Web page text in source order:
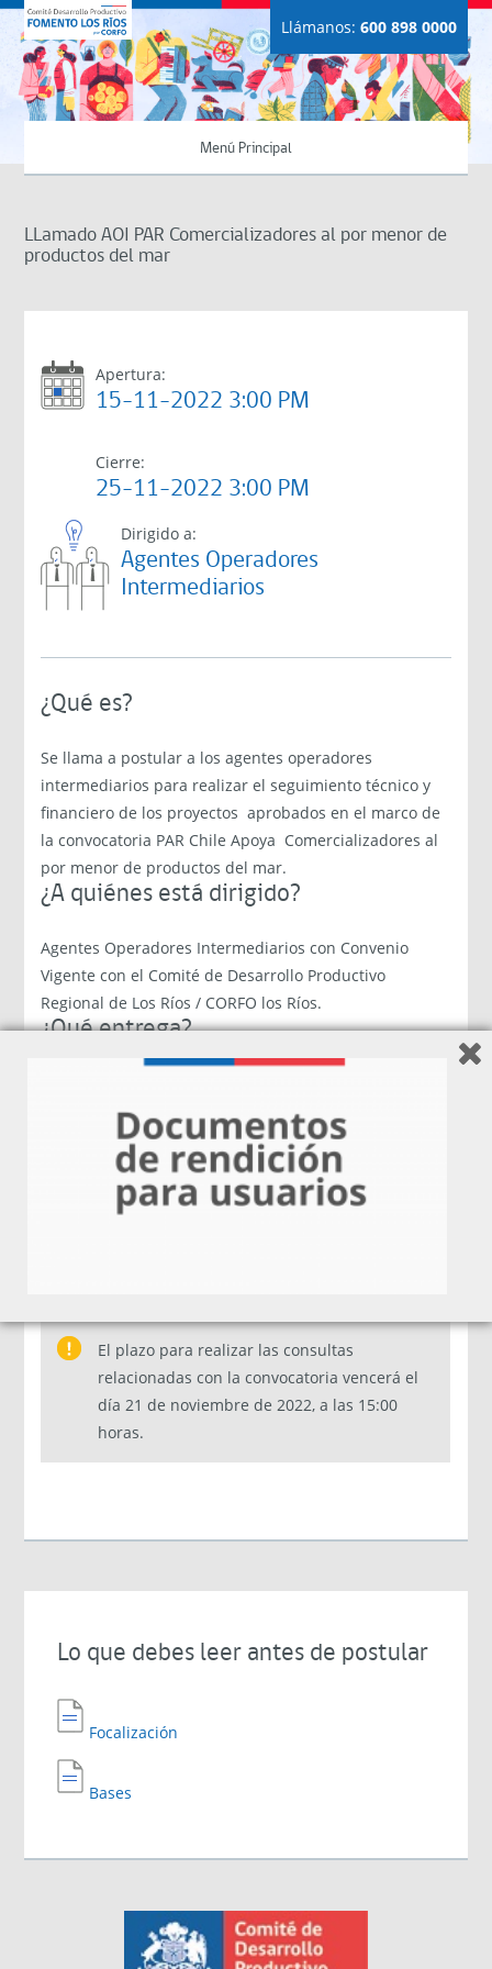
Llámanos: 600 898 0000
Menú Principal
LLamado AOI PAR Comercializadores al por menor de
productos del mar
Apertura:
15-11-2022 3:00 PM
Cierre:
25-11-2022 3:00 PM
Dirigido a:
Agentes Operadores
Intermediarios
¿Qué es?
Se llama a postular a los agentes operadores
intermediarios para realizar el seguimiento técnico y
financiero de los proyectos aprobados en el marco de
la convocatoria PAR Chile Apoya Comercializadores al
por menor de productos del mar.
¿A quiénes está dirigido?
Agentes Operadores Intermediarios con Convenio
Vigente con el Comité de Desarrollo Productivo
Regional de Los Ríos / CORFO los Ríos.
¿Qué entrega?
Individual, Corfo pagará al AOI hasta un 6,9% del
monto total de financiamiento de Corfo adjudicado
para esa iniciativa individual.
¿Cómo postular?
El plazo para realizar las consultas
relacionadas con la convocatoria vencerá el
día 21 de noviembre de 2022, a las 15:00
horas.
Lo que debes leer antes de postular
Focalización
Bases